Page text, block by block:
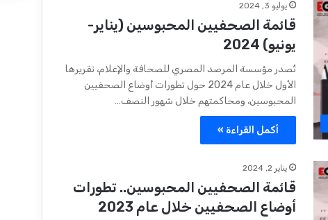
يوليو 3, 2024
قائمة الصحفيين المحبوسين (يناير-
يونيو) 2024
تُصدر مؤسسة المرصد المصري للصحافة والإعلام، تقريرها
الأول خلال عام 2024 حول تطورات أوضاع الصحفيين
المحبوسين، ومحاكمتهم خلال شهور النصف…
أكمل القراءة »
يناير 2, 2024
قائمة الصحفيين المحبوسين.. تطورات
أوضاع الصحفيين خلال عام 2023